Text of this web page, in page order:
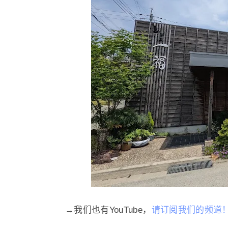
→我们也有YouTube， 请订阅我们的频道